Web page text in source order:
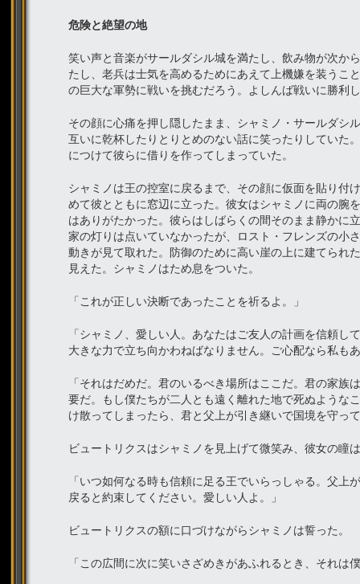
危険と絶望の地
笑い声と音楽がサールダシル城を満たし、飲み物が次か
たし、老兵は士気を高めるためにあえて上機嫌を装うこ
の巨大な軍勢に戦いを挑むだろう。よしんば戦いに勝利
その顔に心痛を押し隠したまま、シャミノ・サールダシ
互いに乾杯したりとりとめのない話に笑ったりしていた
につけて彼らに借りを作ってしまっていた。
シャミノは王の控室に戻るまで、その顔に仮面を貼り付
めて彼とともに窓辺に立った。彼女はシャミノに両の腕
はありがたかった。彼らはしばらくの間そのまま静かに
家の灯りは点いていなかったが、ロスト・フレンズの小
動きが見て取れた。防御のために高い崖の上に建てられ
見えた。シャミノはため息をついた。
「これが正しい決断であったことを祈るよ。」
「シャミノ、愛しい人。あなたはご友人の計画を信頼
大きな力で立ち向かわねばなりません。ご心配なら私も
「それはだめだ。君のいるべき場所はここだ。君の家
要だ。もし僕たちが二人とも遠く離れた地で死ぬような
け散ってしまったら、君と父上が引き継いで国境を守っ
ビュートリクスはシャミノを見上げて微笑み、彼女の瞳
「いつ如何なる時も信頼に足る王でいらっしゃる。父
戻ると約束してください。愛しい人よ。」
ビュートリクスの額に口づけながらシャミノは誓った。
「この広間に次に笑いさざめきがあふれるとき、それは